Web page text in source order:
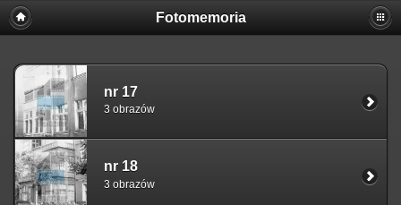
Fotomemoria
nr 17
3 obrazów
nr 18
3 obrazów